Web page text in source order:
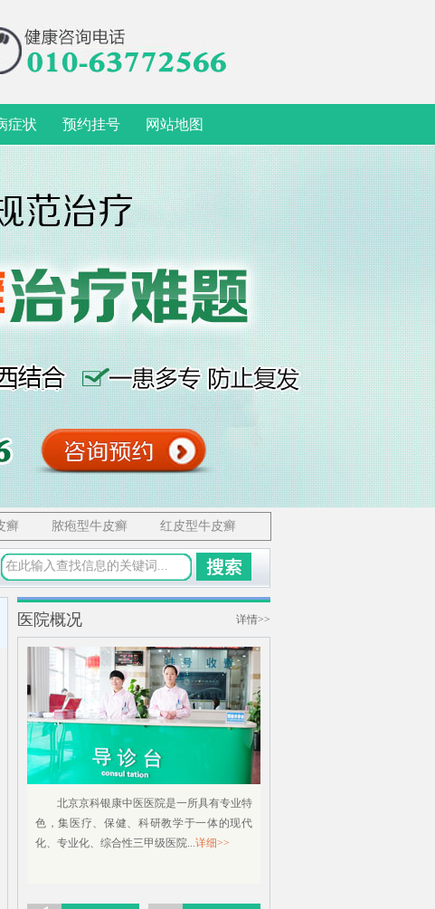
症状 预约挂号 网站地图
癣 脓疱型牛皮癣 红皮型牛皮癣
详情>>
医院概况
北京京科银康中医医院是一所具有专业特
色，集医疗、保健、科研教学于一体的现代
化、专业化、综合性三甲级医院...详细>>